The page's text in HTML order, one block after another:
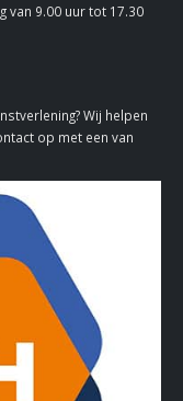
van 9.00 uur tot 17.30
Wij helpen
op met een van